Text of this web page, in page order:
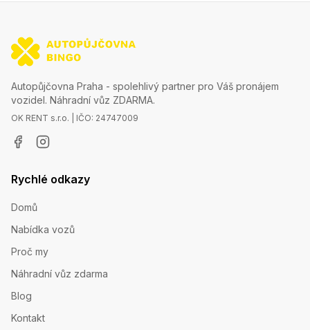
Autopůjčovna Praha - spolehlivý partner pro Váš pronájem
vozidel. Náhradní vůz ZDARMA.
OK RENT s.r.o. | IČO: 24747009
Rychlé odkazy
Domů
Nabídka vozů
Proč my
Náhradní vůz zdarma
Blog
Kontakt